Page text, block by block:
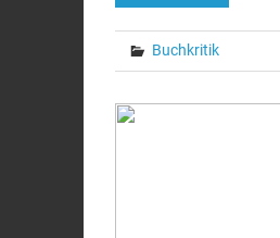
Buchkritik